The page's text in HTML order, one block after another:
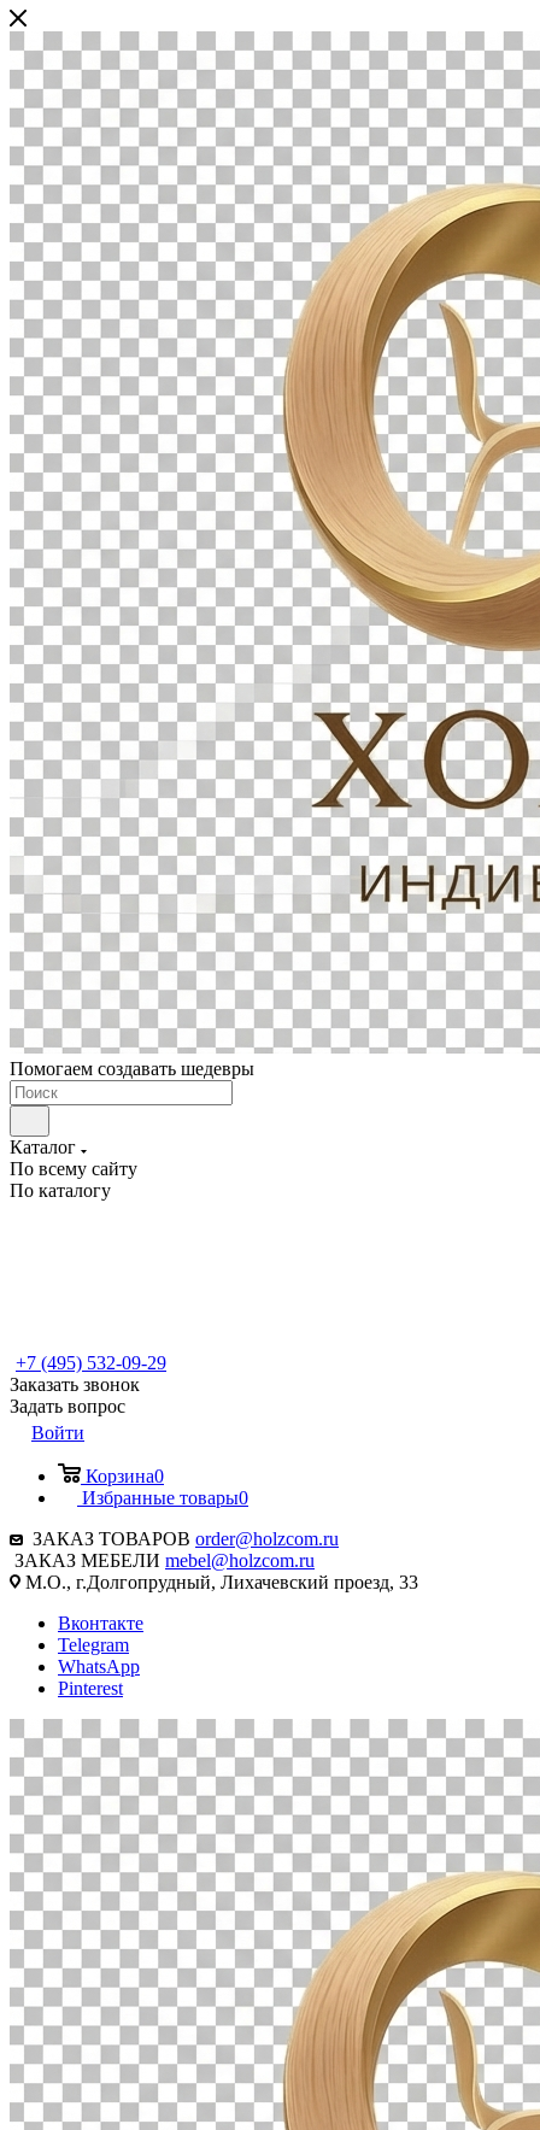
Помогаем создавать шедевры
Каталог
По всему сайту
По каталогу
+7 (495) 532-09-29
Заказать звонок
Задать вопрос
Войти
Корзина0
Избранные товары0
ЗАКАЗ ТОВАРОВ order@holzcom.ru
ЗАКАЗ МЕБЕЛИ mebel@holzcom.ru
М.О., г.Долгопрудный, Лихачевский проезд, 33
Вконтакте
Telegram
WhatsApp
Pinterest